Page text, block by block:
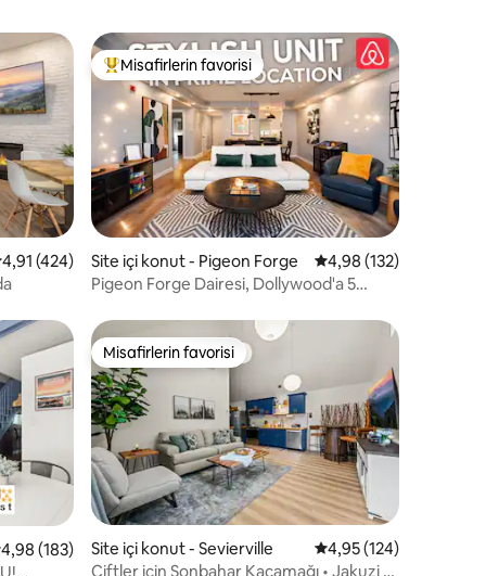
arasında
ortalama 4,91 puan, 424 değerlendirme
4,91 (424)
Misafirlerin favorilerinden en beğenilenler arasında
Misafirlerin favorisi
Site içi konut - Pigeon Forge 5 üzerinden ortalama
4,98 (132)
Pigeon Forge Dairesi, Dollywood'a 5
arasında
ortalama 4,98 puan, 183 değerlendirme
4,98 (183)
Misafirlerin favorisi
Misafirlerin favorisi
Site içi konut - Sevierville 5 üzerinden ortalama
4,95 (124)
Çiftler için Sonbahar Kaçamağı • Jakuzi •